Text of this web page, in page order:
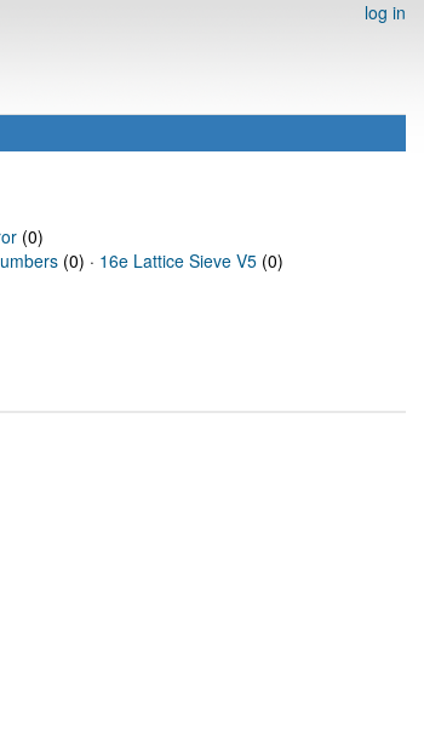
log in
(0)
(0) · 16e Lattice Sieve V5 (0)